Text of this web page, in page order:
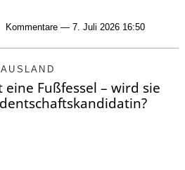
Kommentare — 7. Juli 2026 16:50
AUSLAND
eine Fußfessel – wird sie